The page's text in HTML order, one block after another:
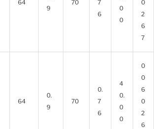
64
9
70
7
6
0
0
0
2
6
7
64
0.
9
70
0.
7
6
4
0.
0
0
0
0
6
0
2
6